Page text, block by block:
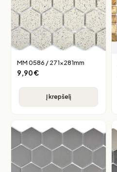
MM 0586 / 271x281mm
9,90€
Į krepšelį